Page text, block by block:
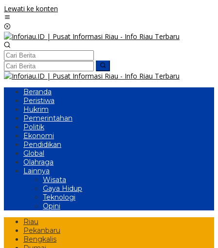
Lewati ke konten
Beranda
Peristiwa
Hukrim
Pemerintahan
Politik
Ekonomi
Pendidikan
Global
Olahraga
Lainnya
Wisata
Gaya Hidup
Teknologi
Opini
Riau
Pekanbaru
Bengkalis